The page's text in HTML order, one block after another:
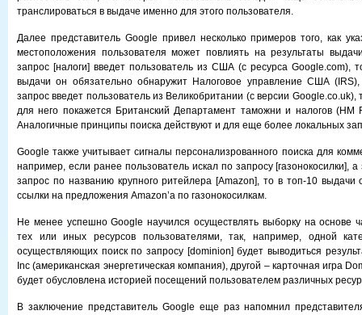
транслироваться в выдаче именно для этого пользователя.
Далее представитель Google привел несколько примеров того, как
местоположения пользователя может повлиять на результаты
запрос [налоги] введет пользователь из США (с ресурса Google.com),
выдачи он обязательно обнаружит Налоговое управление США
запрос введет пользователь из Великобритании (c версии Google.co.uk),
для него покажется Британский Департамент таможни и налогов (HM
Аналогичные принципы поиска действуют и для еще более локальных
Google также учитывает сигналы персонализрованного поиска для
например, если ранее пользователь искал по запросу [газонокосилки],
запрос по названию крупного ритейлера [Amazon], то в топ-10 выдачи
ссылки на предложения Amazon’а по газонокосилкам.
Не менее успешно Google научился осуществлять выборку на основе
тех или иных ресурсов пользователями, так, например, одной
осуществляющих поиск по запросу [dominion] будет выводиться
Inc (американская энергетическая компания), другой – карточная игра
будет обусловлена историей посещений пользователем различных
В заключение представитель Google еще раз напомнил